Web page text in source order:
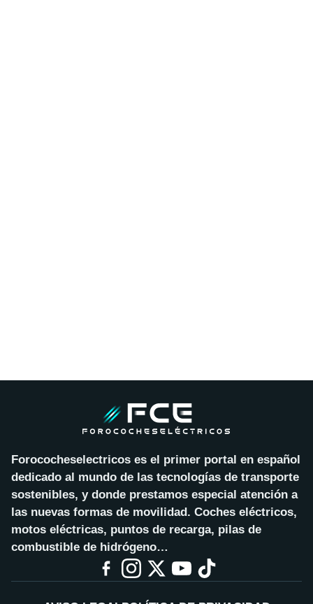
Forococheselectricos es el primer portal en español
dedicado al mundo de las tecnologías de transporte
sostenibles, y donde prestamos especial atención a
las nuevas formas de movilidad. Coches eléctricos,
motos eléctricas, puntos de recarga, pilas de
combustible de hidrógeno…